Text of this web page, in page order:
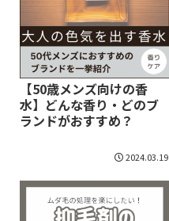
【50歳メンズ向けの香
水】どんな香り・どのブ
ランドがおすすめ？
2024.03.19